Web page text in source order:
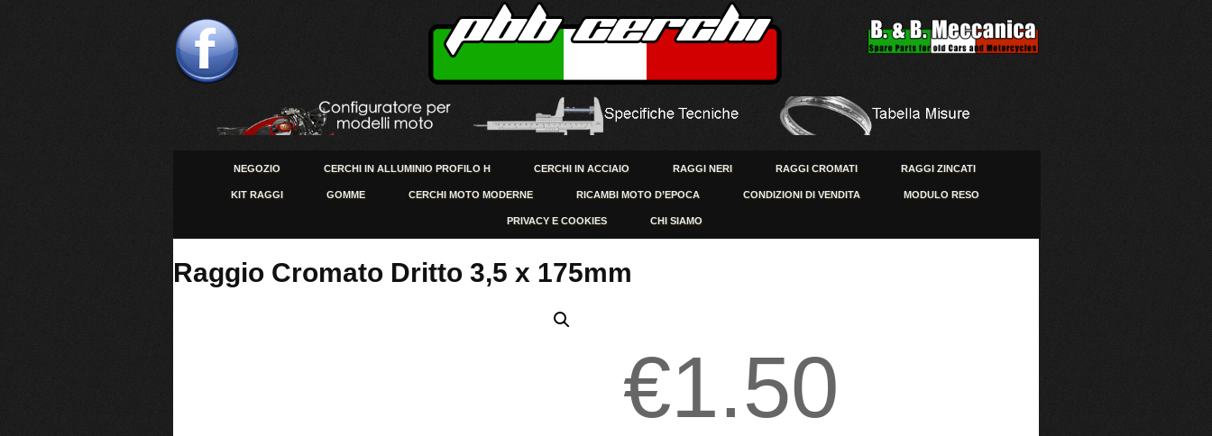
NEGOZIO CERCHI IN ALLUMINIO PROFILO H CERCHI IN ACCIAIO RAGGI NERI RAGGI CROMATI RAGGI ZINCATI
KIT RAGGI GOMME CERCHI MOTO MODERNE RICAMBI MOTO D’EPOCA CONDIZIONI DI VENDITA MODULO RESO
PRIVACY E COOKIES CHI SIAMO
Raggio Cromato Dritto 3,5 x 175mm
€1.50